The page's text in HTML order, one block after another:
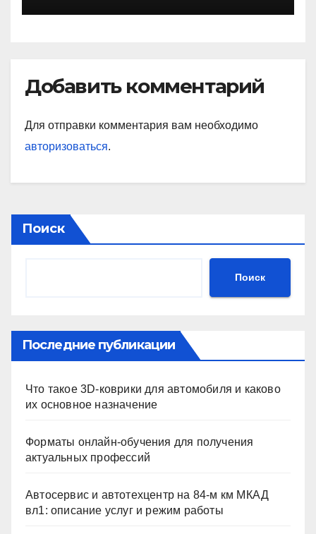
Добавить комментарий
Для отправки комментария вам необходимо
авторизоваться.
Поиск
Поиск
Последние публикации
Что такое 3D-коврики для автомобиля и каково
их основное назначение
Форматы онлайн-обучения для получения
актуальных профессий
Автосервис и автотехцентр на 84-м км МКАД
вл1: описание услуг и режим работы